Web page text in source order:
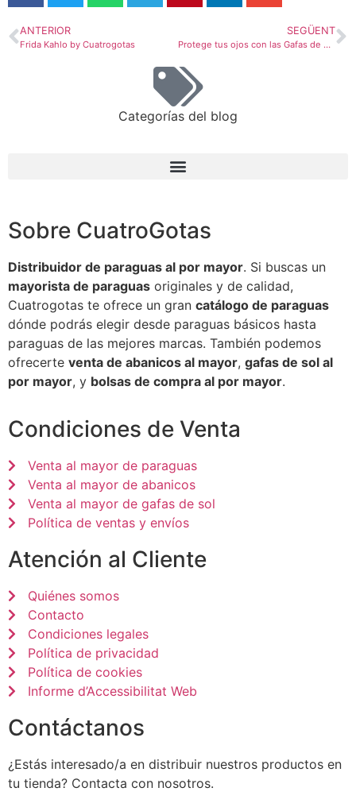
ANTERIOR
Frida Kahlo by Cuatrogotas
SEGÜENT
Protege tus ojos con las Gafas de Sol Cuatrogotas
Categorías del blog
Sobre CuatroGotas
Distribuidor de paraguas al por mayor. Si buscas un
mayorista de paraguas originales y de calidad,
Cuatrogotas te ofrece un gran catálogo de paraguas
dónde podrás elegir desde paraguas básicos hasta
paraguas de las mejores marcas. También podemos
ofrecerte venta de abanicos al mayor, gafas de sol al
por mayor, y bolsas de compra al por mayor.
Condiciones de Venta
Venta al mayor de paraguas
Venta al mayor de abanicos
Venta al mayor de gafas de sol
Política de ventas y envíos
Atención al Cliente
Quiénes somos
Contacto
Condiciones legales
Política de privacidad
Política de cookies
Informe d’Accessibilitat Web
Contáctanos
¿Estás interesado/a en distribuir nuestros productos en
tu tienda? Contacta con nosotros.